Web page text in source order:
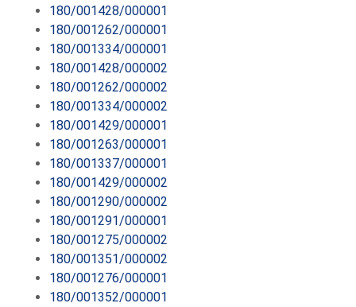
180/001428/000001
180/001262/000001
180/001334/000001
180/001428/000002
180/001262/000002
180/001334/000002
180/001429/000001
180/001263/000001
180/001337/000001
180/001429/000002
180/001290/000002
180/001291/000001
180/001275/000002
180/001351/000002
180/001276/000001
180/001352/000001